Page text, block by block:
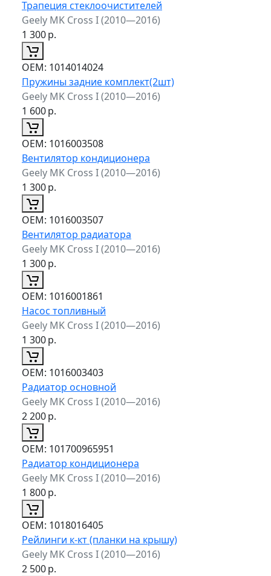
Трапеция стеклоочистителей
Geely MK Cross I (2010—2016)
1 300р.
ОЕМ: 1014014024
Пружины задние комплект(2шт)
Geely MK Cross I (2010—2016)
1 600р.
ОЕМ: 1016003508
Вентилятор кондиционера
Geely MK Cross I (2010—2016)
1 300р.
ОЕМ: 1016003507
Вентилятор радиатора
Geely MK Cross I (2010—2016)
1 300р.
ОЕМ: 1016001861
Насос топливный
Geely MK Cross I (2010—2016)
1 300р.
ОЕМ: 1016003403
Радиатор основной
Geely MK Cross I (2010—2016)
2 200р.
ОЕМ: 101700965951
Радиатор кондиционера
Geely MK Cross I (2010—2016)
1 800р.
ОЕМ: 1018016405
Рейлинги к-кт (планки на крышу)
Geely MK Cross I (2010—2016)
2 500р.